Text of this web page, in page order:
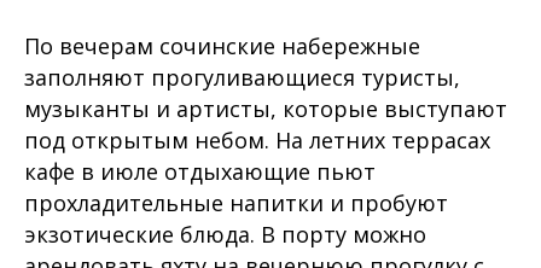
По вечерам сочинские набережные
заполняют прогуливающиеся туристы,
музыканты и артисты, которые выступают
под открытым небом. На летних террасах
кафе в июле отдыхающие пьют
прохладительные напитки и пробуют
экзотические блюда. В порту можно